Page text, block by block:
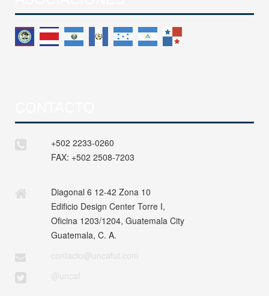
+502 2233-0260
FAX: +502 2508-7203
Diagonal 6 12-42 Zona 10
Edificio Design Center Torre I,
Oficina 1203/1204, Guatemala City
Guatemala, C. A.
contacto@uncafut.com
@uncaf